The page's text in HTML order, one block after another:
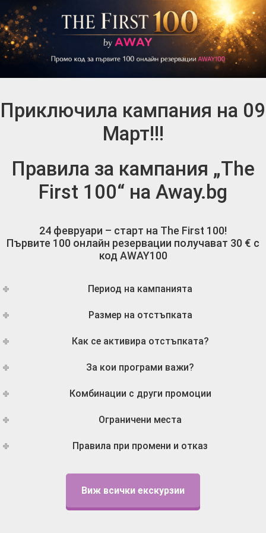
Приключила кампания на 09
Март!!!
Правила за кампания „The
First 100“ на Away.bg
24 февруари – старт на The First 100!
Първите 100 онлайн резервации получават 30 € с
код AWAY100
Период на кампанията
Размер на отстъпката
Как се активира отстъпката?
За кои програми важи?
Комбинации с други промоции
Ограничени места
Правила при промени и отказ
Виж всички екскурзии